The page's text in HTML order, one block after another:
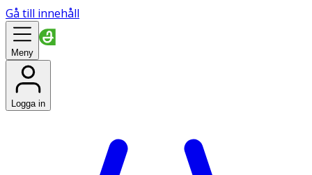
Gå till innehåll
Meny
Logga in